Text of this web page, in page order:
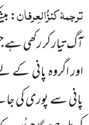
ترجمۂ کنزُالعِرفان:
آگ تیار کر رکھی
اور اگروہ پانی کے
پانی سے پوری کی